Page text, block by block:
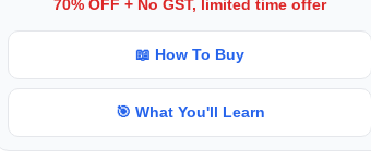
70% OFF + No GST, limited time offer
📖 How To Buy
🎯 What You'll Learn